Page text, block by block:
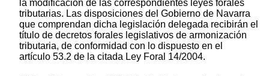
la modificación de las correspondientes leyes forales
tributarias. Las disposiciones del Gobierno de Navarra
que comprendan dicha legislación delegada recibirán el
título de decretos forales legislativos de armonización
tributaria, de conformidad con lo dispuesto en el
artículo 53.2 de la citada Ley Foral 14/2004.